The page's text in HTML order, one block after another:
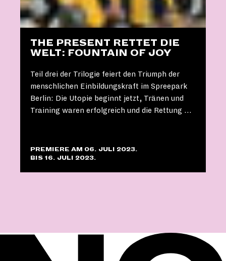
THE PRESENT RETTET DIE
WELT: FOUNTAIN OF JOY
Teil drei der Trilogie feiert den Triumph der
menschlichen Einbildungskraft im Spreepark
Berlin: Die Utopie beginnt jetzt, Tränen und
Training waren erfolgreich und die Rettung …
PREMIERE AM 06. JULI 2023.
BIS 16. JULI 2023.